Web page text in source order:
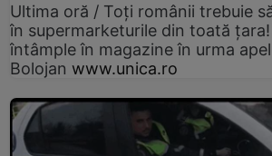
Ultima oră / Toți românii trebuie
în supermarketurile din toată
întâmple în magazine în urma
Bolojan www.unica.ro